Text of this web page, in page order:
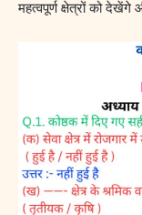
महत्वपूर्ण क्षेत्रों को